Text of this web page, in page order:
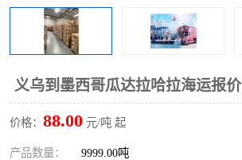
义乌到墨西哥瓜达拉哈拉海运报价
价格： 88.00 元/吨 起
产品数量： 9999.00吨